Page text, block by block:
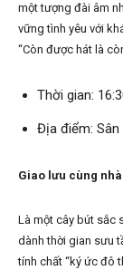
một tượng đài âm
vững tình yêu với
“Còn được hát là
Thời gian:
Địa điểm:
Giao lưu cùng
Là một cây bút sắc
dành thời gian sưu
tính chất “ký ức đô